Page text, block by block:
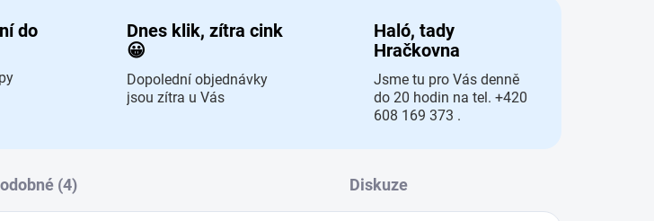
do
Dnes klik, zítra cink
😀
Dopolední objednávky
jsou zítra u Vás
Haló, tady
Hračkovna
Jsme tu pro Vás denně
do 20 hodin na tel. +420
608 169 373 .
(4) Diskuze